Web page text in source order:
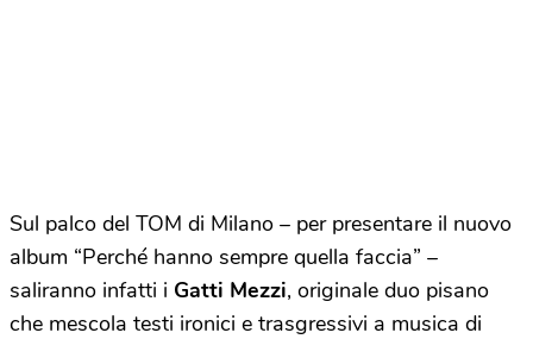
Sul palco del TOM di Milano – per presentare il nuovo
album “Perché hanno sempre quella faccia” –
saliranno infatti i Gatti Mezzi, originale duo pisano
che mescola testi ironici e trasgressivi a musica di